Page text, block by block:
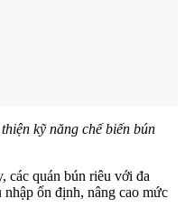
kỹ năng chế biến bún
các quán bún riêu với đa
ổn định, nâng cao mức